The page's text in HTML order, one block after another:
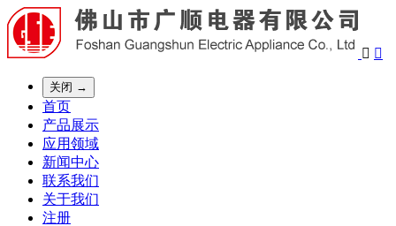
 
关闭 →
首页
产品展示
应用领域
新闻中心
联系我们
关于我们
注册